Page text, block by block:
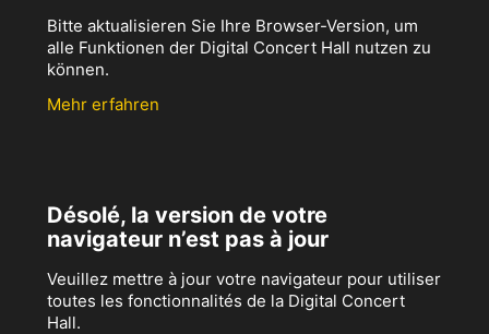
Bitte aktualisieren Sie Ihre Browser-Version, um
alle Funktionen der Digital Concert Hall nutzen zu
können.
Mehr erfahren
Désolé, la version de votre
navigateur n’est pas à jour
Veuillez mettre à jour votre navigateur pour utiliser
toutes les fonctionnalités de la Digital Concert
Hall.